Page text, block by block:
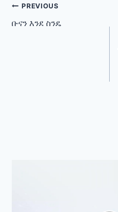
Post
navigation
PREVIOUS
ቡናን እንደ ስንዴ